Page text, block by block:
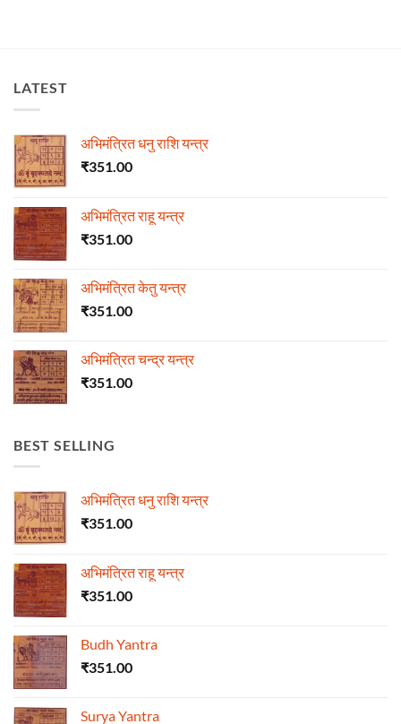
LATEST
अभिमंत्रित धनु राशि यन्त्र
₹351.00
अभिमंत्रित राहू यन्त्र
₹351.00
अभिमंत्रित केतु यन्त्र
₹351.00
अभिमंत्रित चन्द्र यन्त्र
₹351.00
BEST SELLING
अभिमंत्रित धनु राशि यन्त्र
₹351.00
अभिमंत्रित राहू यन्त्र
₹351.00
Budh Yantra
₹351.00
Surya Yantra